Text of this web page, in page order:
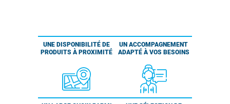
UNE DISPONIBILITÉ DE
PRODUITS À PROXIMITÉ
UN ACCOMPAGNEMENT
ADAPTÉ À VOS BESOINS